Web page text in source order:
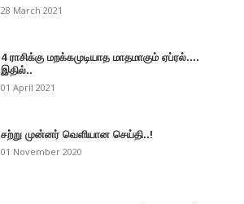
28 March 2021
4 ராசிக்கு மறக்கமுடியாத மாதமாகும் ஏப்ரல்....
இதில்..
01 April 2021
சற்று முன்னர் வெளியான செய்தி..!
01 November 2020